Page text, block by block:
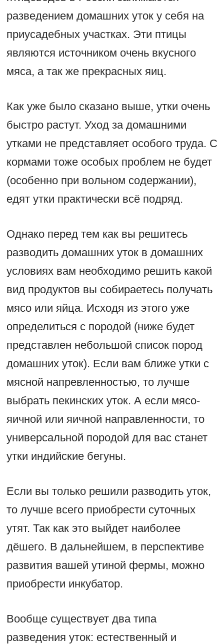
разведением домашних уток у себя на
приусадебных участках. Эти птицы
являются источником очень вкусного
мяса, а так же прекрасных яиц.
Как уже было сказано выше, утки очень
быстро растут. Уход за домашними
утками не представляет особого труда. С
кормами тоже особых проблем не будет
(особенно при вольном содержании),
едят утки практически всё подряд.
Однако перед тем как вы решитесь
разводить домашних уток в домашних
условиях вам необходимо решить какой
вид продуктов вы собираетесь получать
мясо или яйца. Исходя из этого уже
определиться с породой (ниже будет
представлен небольшой список пород
домашних уток). Если вам ближе утки с
мясной напревленностью, то лучше
выбрать пекинских уток. А если мясо-
яичной или яичной направленности, то
универсальной породой для вас станет
утки индийские бегуны.
Если вы только решили разводить уток,
то лучше всего приобрести суточных
утят. Так как это выйдет наиболее
дёшего. В дальнейшем, в перспективе
развития вашей утиной фермы, можно
приобрести инкубатор.
Вообще существует два типа
разведения уток: естественный и